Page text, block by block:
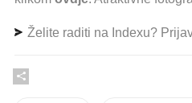
Želite raditi na Indexu?